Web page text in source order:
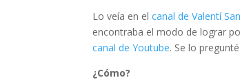
Lo veía en elcanal de Valentí
encontraba el modo de lograr
canal de Youtube. Se lo
¿Cómo?